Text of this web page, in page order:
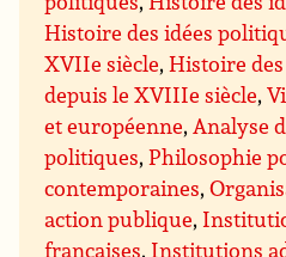
Histoire des idées
XVIIe siècle,Histoire
depuis le XVIIIe siècle,
et européenne, Analyse
politiques,Philosophie
contemporaines,
action publique,
françaises, Institutions